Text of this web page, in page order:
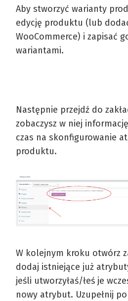
Aby stworzyć warianty
edycję produktu (lub
WooCommerce) i zapisać
wariantami.
Następnie przejdź do
zobaczysz w niej
czas na skonfigurowanie
produktu.
W kolejnym kroku otwórz
dodaj istniejące już
jeśli utworzyłaś/łeś je
nowy atrybut. Uzupełnij